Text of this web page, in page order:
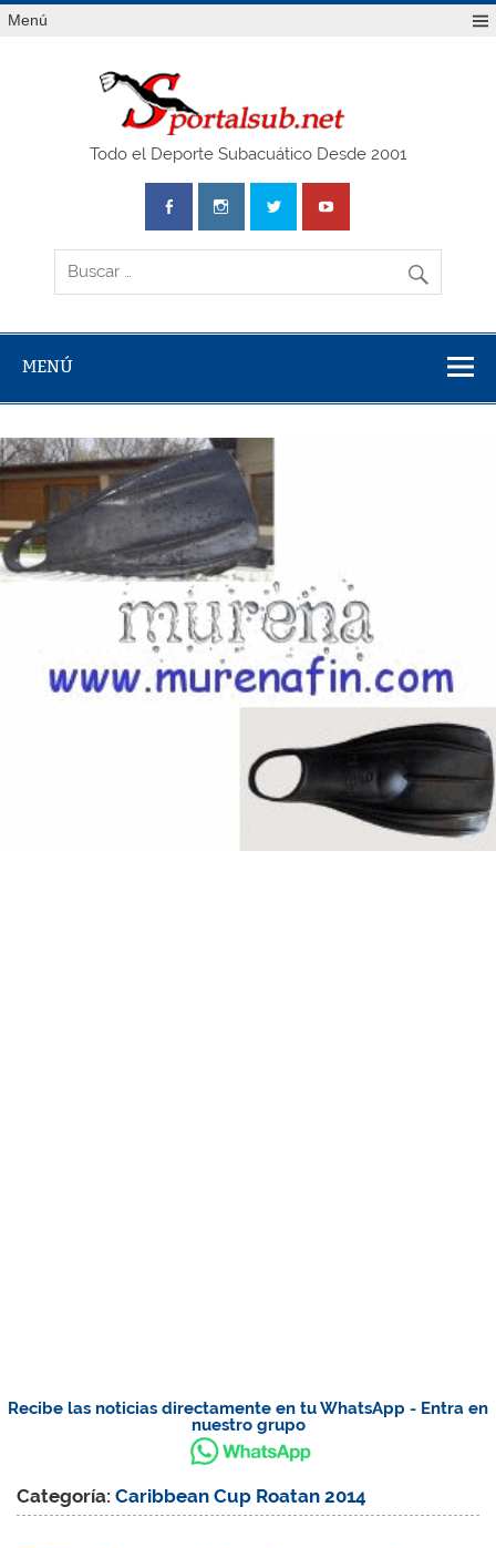
Saltar
alMenú
Todo el Deporte Subacuático Desde 2001
MENÚ
Recibe las noticias directamente en tu WhatsApp - Entra en
nuestro grupo
Categoría:Caribbean Cup Roatan 2014